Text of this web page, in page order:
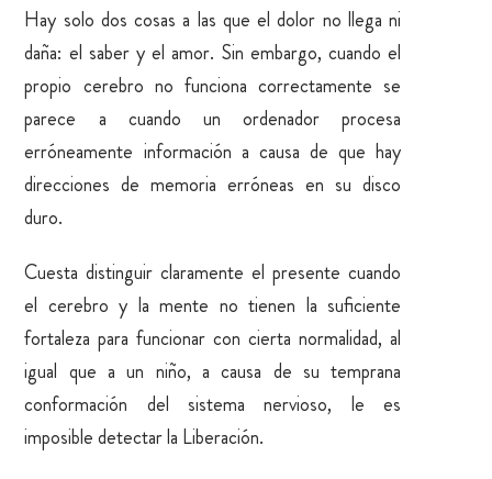
Hay solo dos cosas a las que el dolor no llega ni
daña: el saber y el amor. Sin embargo, cuando el
propio cerebro no funciona correctamente se
parece a cuando un ordenador procesa
erróneamente información a causa de que hay
direcciones de memoria erróneas en su disco
duro.
Cuesta distinguir claramente el presente cuando
el cerebro y la mente no tienen la suficiente
fortaleza para funcionar con cierta normalidad, al
igual que a un niño, a causa de su temprana
conformación del sistema nervioso, le es
imposible detectar la Liberación.